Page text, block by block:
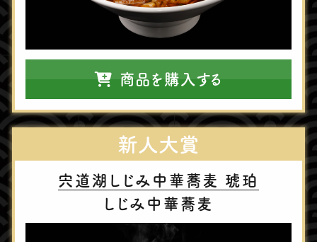
商品を購入する
新⼈⼤賞
宍道湖しじみ中華蕎⻨ 琥珀
しじみ中華蕎⻨